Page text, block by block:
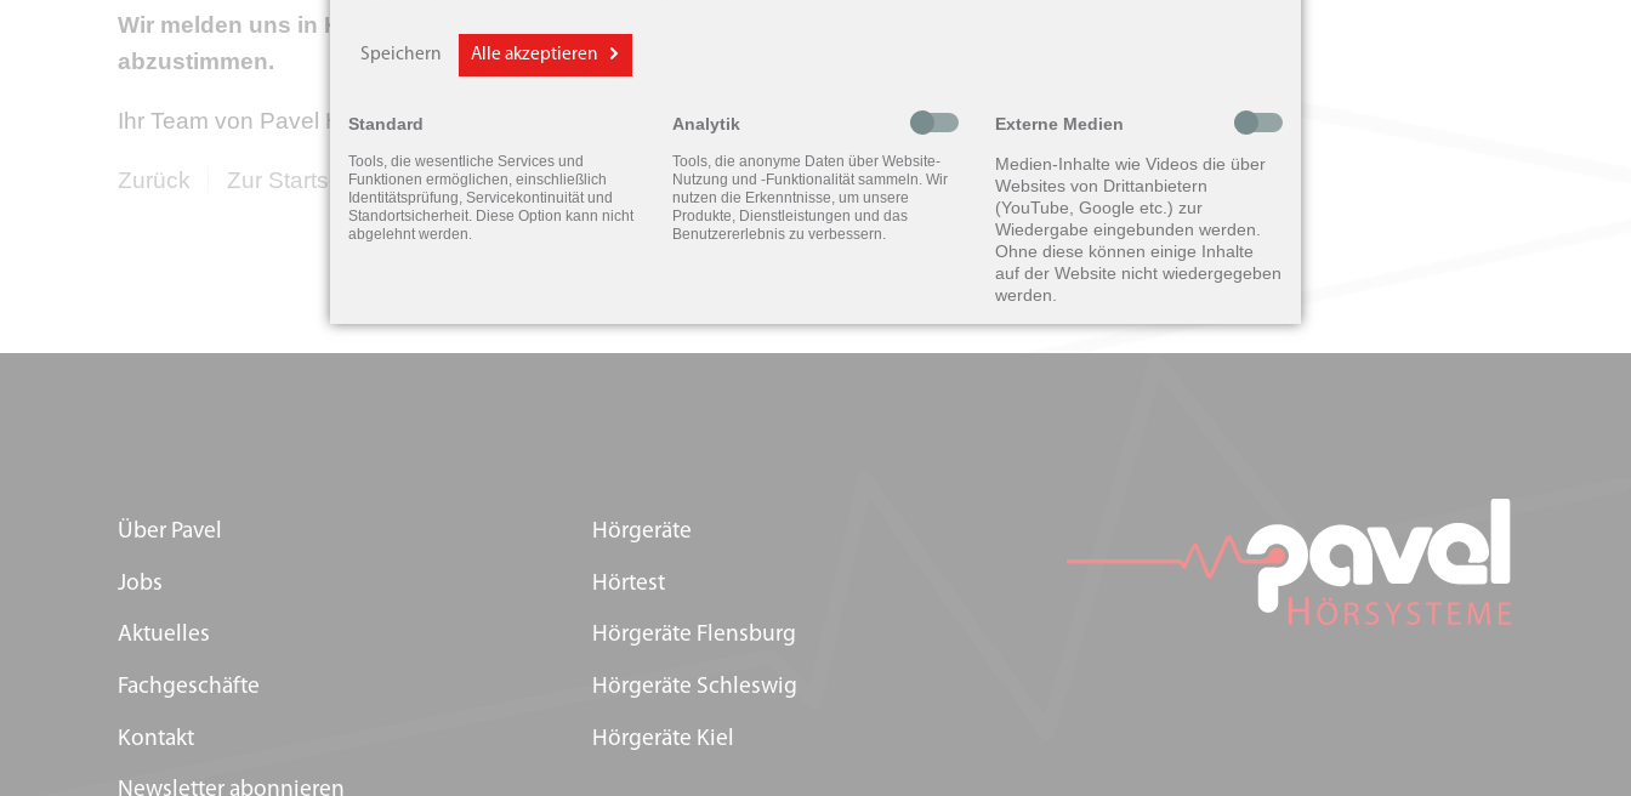
Wir melden uns in Kürze bei Ihnen, um einen Termin
abzustimmen.
Ihr Team von Pavel Hörsysteme
Zurück Zur Startseite
Über Pavel
Jobs
Aktuelles
Fachgeschäfte
Kontakt
Newsletter abonnieren
Hörgeräte
Hörtest
Hörgeräte Flensburg
Hörgeräte Schleswig
Hörgeräte Kiel
Speichern Alle akzeptieren
Standard
Tools, die wesentliche Services und
Funktionen ermöglichen, einschließlich
Identitätsprüfung, Servicekontinuität und
Standortsicherheit. Diese Option kann nicht
abgelehnt werden.
Analytik
Tools, die anonyme Daten über Website-
Nutzung und -Funktionalität sammeln. Wir
nutzen die Erkenntnisse, um unsere
Produkte, Dienstleistungen und das
Benutzererlebnis zu verbessern.
Externe Medien
Medien-Inhalte wie Videos die über
Websites von Drittanbietern
(YouTube, Google etc.) zur
Wiedergabe eingebunden werden.
Ohne diese können einige Inhalte
auf der Website nicht wiedergegeben
werden.